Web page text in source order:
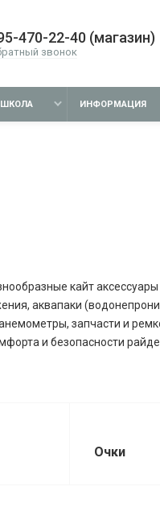
470-22-40 (магазин)
звонок
ИНФОРМАЦИЯ
кайт
аквапаки
запчасти и
и безопасности
Очки